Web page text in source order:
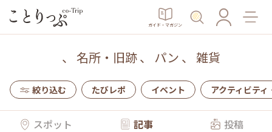
ガイド・マガジン
、 名所・旧跡、 パン 、 雑貨
絞り込む たびレポ イベント アクティビティ
スポット 記事 投稿